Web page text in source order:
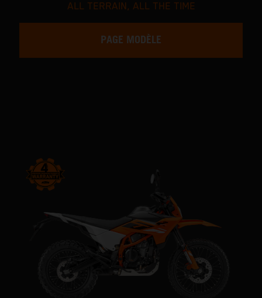
ALL TERRAIN, ALL THE TIME
PAGE MODÈLE